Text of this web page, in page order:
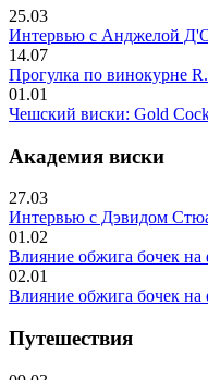
25.03
Интервью с Анджелой
14.07
Прогулка по винокурне
01.01
Чешский виски: Gold
Академия виски
27.03
Интервью с Дэвидом
01.02
Влияние обжига бочек на
02.01
Влияние обжига бочек на
Путешествия